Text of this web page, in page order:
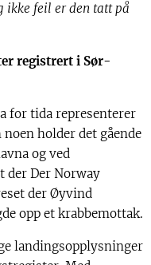
ikke feil er den tatt på
registrert i Sør-
for tida representerer
holder det gående
og ved
der Der Norway
der Øyvind
opp et krabbemottak.
landingsopplysninger